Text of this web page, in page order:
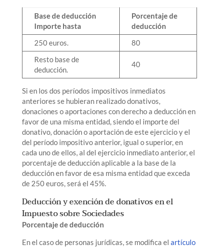
Base de deducción
Importe hasta
Porcentaje de
deducción
250 euros.
80
Resto base de
deducción.
40
Si en los dos períodos impositivos inmediatos
anteriores se hubieran realizado donativos,
donaciones o aportaciones con derecho a deducción en
favor de una misma entidad, siendo el importe del
donativo, donación o aportación de este ejercicio y el
del período impositivo anterior, igual o superior, en
cada uno de ellos, al del ejercicio inmediato anterior, el
porcentaje de deducción aplicable a la base de la
deducción en favor de esa misma entidad que exceda
de 250 euros, será el 45%.
Deducción y exención de donativos en el
Impuesto sobre Sociedades
Porcentaje de deducción
En el caso de personas jurídicas, se modifica el artículo